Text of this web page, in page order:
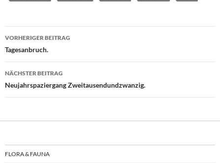
Beitragsnavigation
VORHERIGER BEITRAG
Tagesanbruch.
NÄCHSTER BEITRAG
Neujahrspaziergang Zweitausendundzwanzig.
FLORA & FAUNA